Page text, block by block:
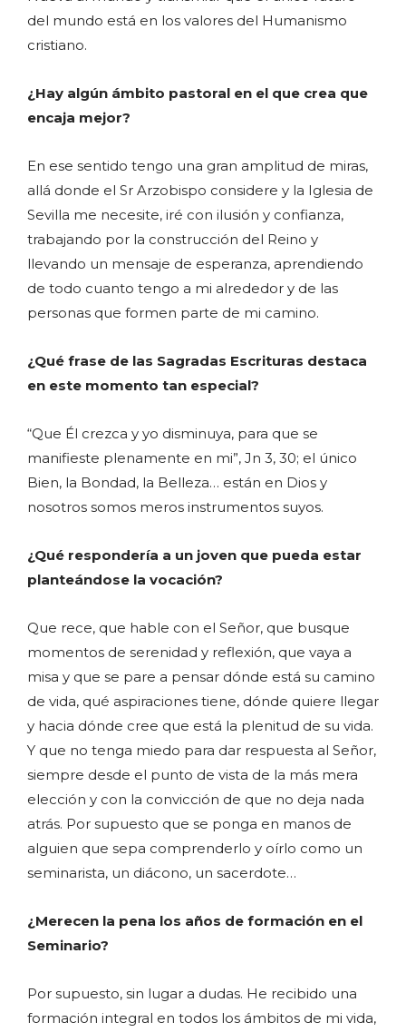
del mundo está en los valores del Humanismo
cristiano.
¿Hay algún ámbito pastoral en el que crea que
encaja mejor?
En ese sentido tengo una gran amplitud de miras,
allá donde el Sr Arzobispo considere y la Iglesia de
Sevilla me necesite, iré con ilusión y confianza,
trabajando por la construcción del Reino y
llevando un mensaje de esperanza, aprendiendo
de todo cuanto tengo a mi alrededor y de las
personas que formen parte de mi camino.
¿Qué frase de las Sagradas Escrituras destaca
en este momento tan especial?
“Que Él crezca y yo disminuya, para que se
manifieste plenamente en mi”, Jn 3, 30; el único
Bien, la Bondad, la Belleza… están en Dios y
nosotros somos meros instrumentos suyos.
¿Qué respondería a un joven que pueda estar
planteándose la vocación?
Que rece, que hable con el Señor, que busque
momentos de serenidad y reflexión, que vaya a
misa y que se pare a pensar dónde está su camino
de vida, qué aspiraciones tiene, dónde quiere llegar
y hacia dónde cree que está la plenitud de su vida.
Y que no tenga miedo para dar respuesta al Señor,
siempre desde el punto de vista de la más mera
elección y con la convicción de que no deja nada
atrás. Por supuesto que se ponga en manos de
alguien que sepa comprenderlo y oírlo como un
seminarista, un diácono, un sacerdote…
¿Merecen la pena los años de formación en el
Seminario?
Por supuesto, sin lugar a dudas. He recibido una
formación integral en todos los ámbitos de mi vida,